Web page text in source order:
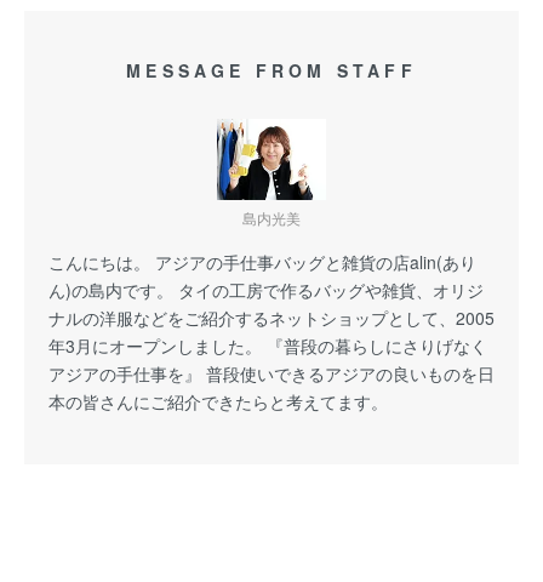
MESSAGE FROM STAFF
島内光美
こんにちは。 アジアの手仕事バッグと雑貨の店alin(あり
ん)の島内です。 タイの工房で作るバッグや雑貨、オリジ
ナルの洋服などをご紹介するネットショップとして、2005
年3月にオープンしました。 『普段の暮らしにさりげなく
アジアの手仕事を』 普段使いできるアジアの良いものを日
本の皆さんにご紹介できたらと考えてます。